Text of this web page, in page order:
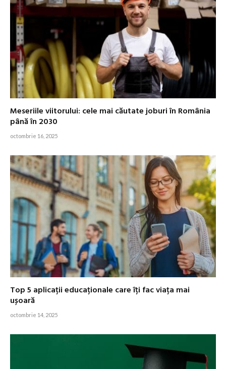
Meseriile viitorului: cele mai căutate joburi în România
până în 2030
octombrie 16, 2025
Top 5 aplicații educaționale care îți fac viața mai
ușoară
octombrie 14, 2025